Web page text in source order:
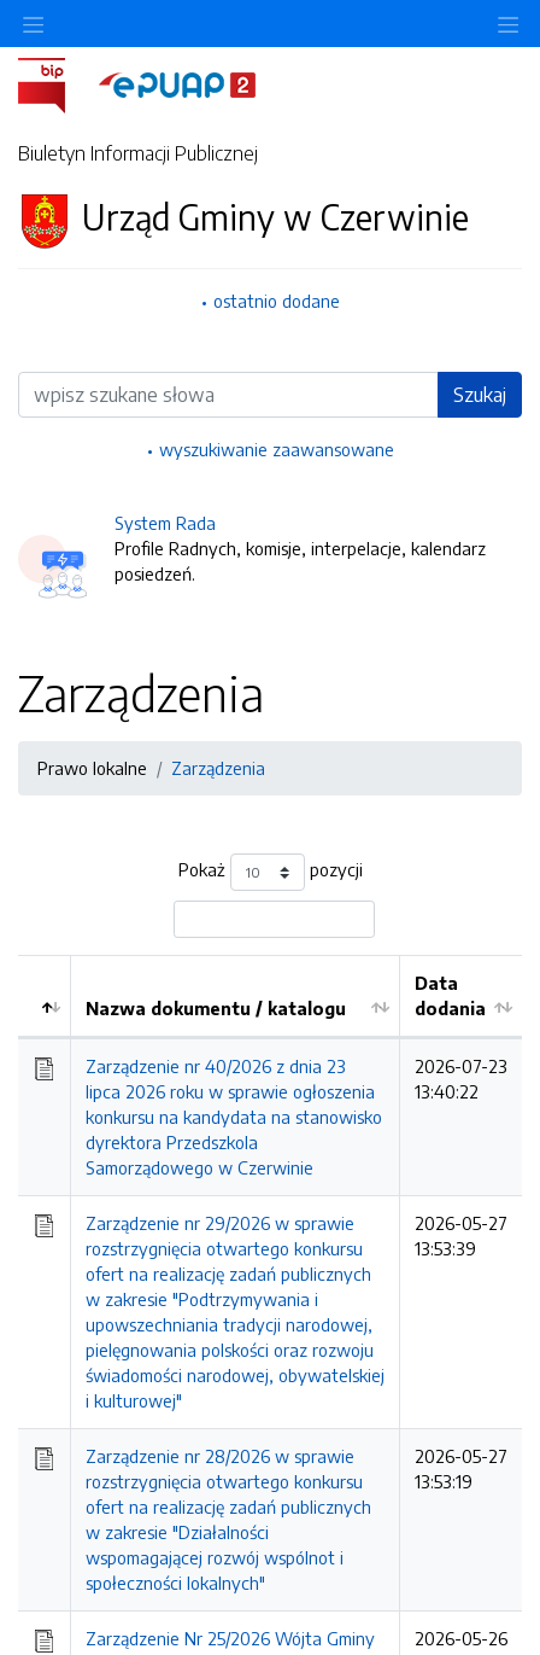
Biuletyn Informacji Publicznej
Urząd Gminy w Czerwinie
ostatnio dodane
Wyszukiwarka Szukaj
wyszukiwanie zaawansowane
System Rada
Profile Radnych, komisje, interpelacje, kalendarz
posiedzeń.
Zarządzenia
Prawo lokalne Zarządzenia
Pokaż pozycji
Kolejność
Nazwa dokumentu / katalogu
Data
dodania
Zarządzenie nr 40/2026 z dnia 23
lipca 2026 roku w sprawie ogłoszenia
konkursu na kandydata na stanowisko
dyrektora Przedszkola
Samorządowego w Czerwinie
2026-07-23
13:40:22
Zarządzenie nr 29/2026 w sprawie
rozstrzygnięcia otwartego konkursu
ofert na realizację zadań publicznych
w zakresie "Podtrzymywania i
upowszechniania tradycji narodowej,
pielęgnowania polskości oraz rozwoju
świadomości narodowej, obywatelskiej
i kulturowej"
2026-05-27
13:53:39
Zarządzenie nr 28/2026 w sprawie
rozstrzygnięcia otwartego konkursu
ofert na realizację zadań publicznych
w zakresie "Działalności
wspomagającej rozwój wspólnot i
społeczności lokalnych"
2026-05-27
13:53:19
Zarządzenie Nr 25/2026 Wójta Gminy
2026-05-26